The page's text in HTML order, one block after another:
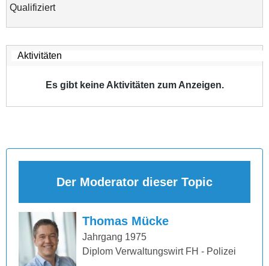
Qualifiziert
Es gibt keine Aktivitäten zum Anzeigen.
Der Moderator dieser Topic
Thomas Mücke
Jahrgang 1975
Diplom Verwaltungswirt FH - Polizei